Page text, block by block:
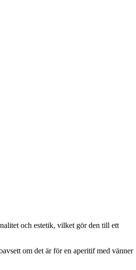
och estetik, vilket gör den till ett
om det är för en aperitif med vänner